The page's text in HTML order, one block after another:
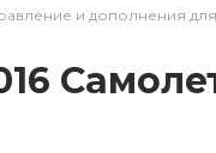
и дополнения для